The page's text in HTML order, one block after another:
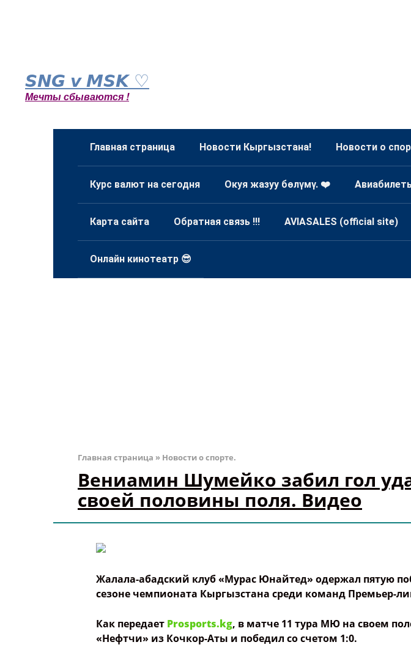
контенту𝙎𝙉𝙂 𝙫 𝙈𝙎𝙆 ♡
Мечты сбываются !
Главная страница Новости Кыргызстана! Новости о
Курс валют на сегодня Окуя жазуу бөлүмү. ❤️
Карта сайта Обратная связь !!! AVIASALES (official site)
Онлайн кинотеатр 😎
Главная страница » Новости о спорте.
Вениамин Шумейко забил гол
своей половины поля. Видео
Жалала-абадский клуб «Мурас Юнайтед» одержал пятую
сезоне чемпионата Кыргызстана среди команд Премьер-
Как передает Prosports.kg, в матче 11 тура МЮ на своем
«Нефтчи» из Кочкор-Аты и победил со счетом 1:0.